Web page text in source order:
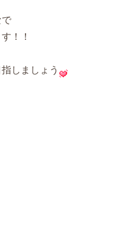
で
！！
しましょう